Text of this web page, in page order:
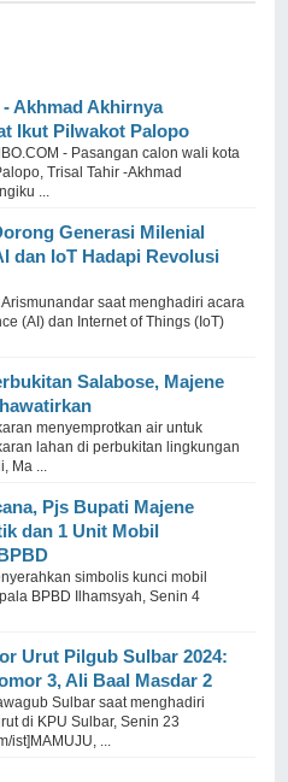
Akhmad Akhirnya
Ikut Pilwakot Palopo
- Pasangan calon wali kota
Trisal Tahir -Akhmad
...
Generasi Milenial
dan IoT Hadapi Revolusi
saat menghadiri acara
(AI) dan Internet of Things (IoT)
Salabose, Majene
menyemprotkan air untuk
lahan di perbukitan lingkungan
Ma ...
Pjs Bupati Majene
dan 1 Unit Mobil
simbolis kunci mobil
BPBD Ilhamsyah, Senin 4
Urut Pilgub Sulbar 2024:
3, Ali Baal Masdar 2
Sulbar saat menghadiri
di KPU Sulbar, Senin 23
ist]MAMUJU, ...